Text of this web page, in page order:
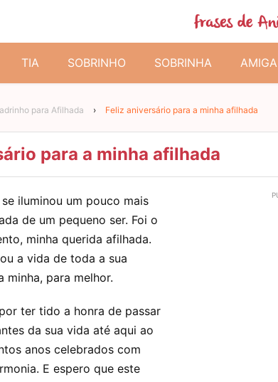
TIA SOBRINHO SOBRINHA AMIGA
para Afilhada › Feliz aniversário para a minha afilhada
para a minha afilhada
iluminou um pouco mais
de um pequeno ser. Foi o
minha querida afilhada.
a vida de toda a sua
minha, para melhor.
ter tido a honra de passar
da sua vida até aqui ao
anos celebrados com
E espero que este